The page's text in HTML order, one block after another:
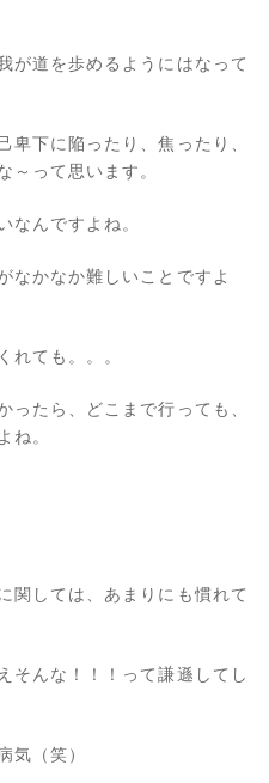
が道を歩めるようにはなって
卑下に陥ったり、焦ったり、
～って思います。
なんですよね。
なかなか難しいことですよ
れても。。。
ったら、どこまで行っても、
ね。
関しては、あまりにも慣れて
そんな！！！って謙遜してし
気（笑）